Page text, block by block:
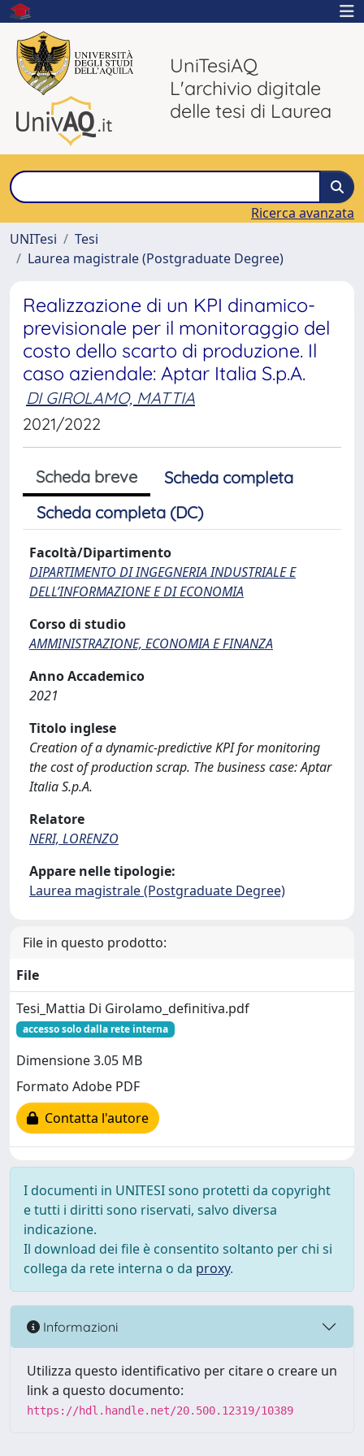
UniTesiAQ
L'archivio digitale
delle tesi di Laurea
Ricerca avanzata
UNITesi
Tesi
Laurea magistrale (Postgraduate Degree)
Realizzazione di un KPI dinamico-
previsionale per il monitoraggio del
costo dello scarto di produzione. Il
caso aziendale: Aptar Italia S.p.A.
DI GIROLAMO, MATTIA
2021/2022
Scheda breve
Scheda completa
Scheda completa (DC)
Facoltà/Dipartimento
DIPARTIMENTO DI INGEGNERIA INDUSTRIALE E
DELL’INFORMAZIONE E DI ECONOMIA
Corso di studio
AMMINISTRAZIONE, ECONOMIA E FINANZA
Anno Accademico
2021
Titolo inglese
Creation of a dynamic-predictive KPI for monitoring
the cost of production scrap. The business case: Aptar
Italia S.p.A.
Relatore
NERI, LORENZO
Appare nelle tipologie:
Laurea magistrale (Postgraduate Degree)
File in questo prodotto:
File
Tesi_Mattia Di Girolamo_definitiva.pdf
accesso solo dalla rete interna
Dimensione 3.05 MB
Formato Adobe PDF
Contatta l'autore
I documenti in UNITESI sono protetti da copyright
e tutti i diritti sono riservati, salvo diversa
indicazione.
Il download dei file è consentito soltanto per chi si
collega da rete interna o da proxy.
Informazioni
Utilizza questo identificativo per citare o creare un
link a questo documento:
https://hdl.handle.net/20.500.12319/10389